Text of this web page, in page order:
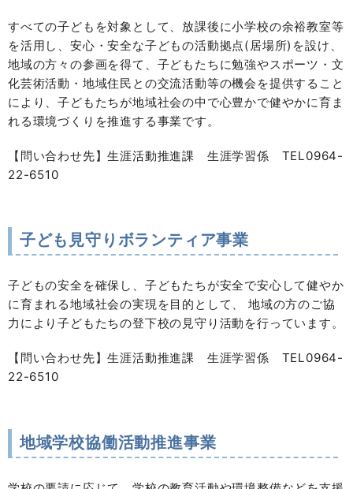
すべての子どもを対象として、放課後に小学校の余裕教室等
を活用し、安心・安全な子どもの活動拠点(居場所)を設け、
地域の方々の参画を得て、子どもたちに勉強やスポーツ・文
化芸術活動・地域住民との交流活動等の機会を提供すること
により、子どもたちが地域社会の中で心豊かで健やかに育ま
れる環境づくりを推進する事業です。
【問い合わせ先】生涯活動推進課 生涯学習係 TEL0964-
22-6510
子ども見守りボランティア事業
子どもの安全を確保し、子どもたちが安全で安心して健やか
に育まれる地域社会の実現を目的として、 地域の方のご協
力により子どもたちの登下校の見守り活動を行っています。
【問い合わせ先】生涯活動推進課 生涯学習係 TEL0964-
22-6510
地域学校協働活動推進事業